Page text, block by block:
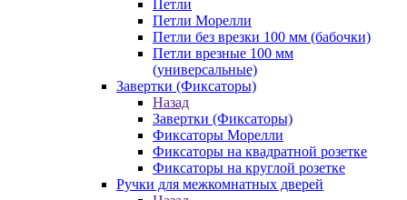
Петли
Петли Морелли
Петли без врезки 100 мм (бабочки)
Петли врезные 100 мм
(универсальные)
Завертки (Фиксаторы)
Назад
Завертки (Фиксаторы)
Фиксаторы Морелли
Фиксаторы на квадратной розетке
Фиксаторы на круглой розетке
Ручки для межкомнатных дверей